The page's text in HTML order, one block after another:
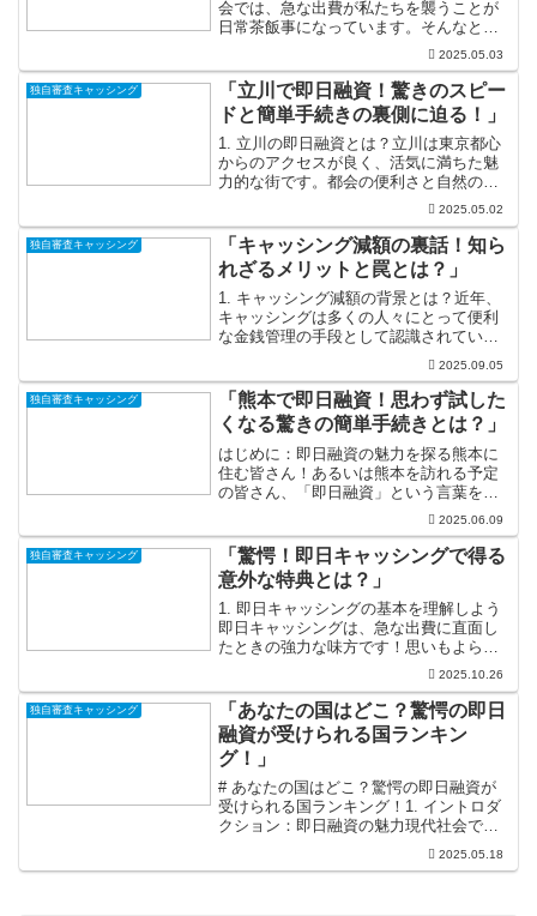
会では、急な出費が私たちを襲うことが
日常茶飯事になっています。そんなと
き、ATMに急いで向かってカードを探し
ている余裕なんてないかもしれません。
でも大丈夫！もしカードなしで即日融資
ができる方法があるのなら...
2025.05.03
独自審査キャッシング
「立川で即日融資！驚きのスピー
ドと簡単手続きの裏側に迫る！」
1. 立川の即日融資とは？立川は東京都心
からのアクセスが良く、活気に満ちた魅
力的な街です。都会の便利さと自然の美
しさが共存しており、多くの人々が生活
かし、そんな中で突然の出費が発生する
こともありますよね。...
2025.05.02
独自審査キャッシング
「キャッシング減額の裏話！知ら
れざるメリットと罠とは？」
1. キャッシング減額の背景とは？近年、
キャッシングは多くの人々にとって便利
な金銭管理の手段として認識されていま
す。しかし、経済状況や個々の信用状況
によっては、キャッシングの限度額が減
少してしまうことがあります。この「キ
ャッシング減額」とい...
2025.09.05
独自審査キャッシング
「熊本で即日融資！思わず試した
くなる驚きの簡単手続きとは？」
はじめに：即日融資の魅力を探る熊本に
住む皆さん！あるいは熊本を訪れる予定
の皆さん、「即日融資」という言葉を耳
にしたことがあるかもしれません。それ
もそのはず、急な出費や予期せぬトラブ
ルに直面したとき、すぐにお金が必要に
なることは誰にでもありま...
2025.06.09
独自審査キャッシング
「驚愕！即日キャッシングで得る
意外な特典とは？」
1. 即日キャッシングの基本を理解しよう
即日キャッシングは、急な出費に直面し
たときの強力な味方です！思いもよらな
いトラブルが起こったとき、申し込んだ
は、まさに救世主です。例えば、急に壊
れた冷蔵庫の修理費用...
2025.10.26
独自審査キャッシング
「あなたの国はどこ？驚愕の即日
融資が受けられる国ランキン
グ！」
# あなたの国はどこ？驚愕の即日融資が
受けられる国ランキング！1. イントロダ
クション：即日融資の魅力現代社会で
は、急な出費がいつどこで発生するかわ
かりませんが、そんな時に頼りになるの
2025.05.18